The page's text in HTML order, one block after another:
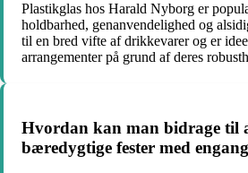
Plastikglas hos Harald Nyborg er
holdbarhed, genanvendelighed og
til en bred vifte af drikkevarer og er
arrangementer på grund af deres
Hvordan kan man bidrage til
bæredygtige fester med